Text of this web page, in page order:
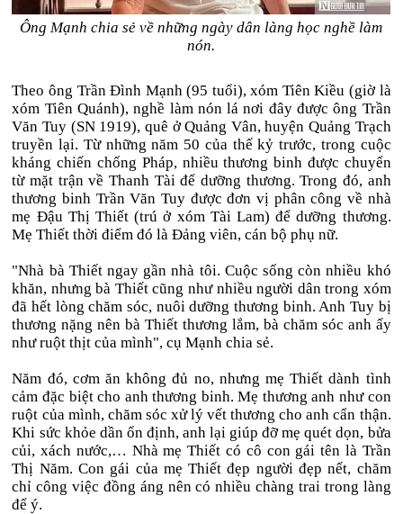
Ông Mạnh chia sẻ về những ngày dân làng học nghề làm
nón.
Theo ông Trần Đình Mạnh (95 tuổi), xóm Tiên Kiều (giờ là
xóm Tiên Quánh), nghề làm nón lá nơi đây được ông Trần
Văn Tuy (SN 1919), quê ở Quảng Vân, huyện Quảng Trạch
truyền lại. Từ những năm 50 của thế kỷ trước, trong cuộc
kháng chiến chống Pháp, nhiều thương binh được chuyển
từ mặt trận về Thanh Tài để dưỡng thương. Trong đó, anh
thương binh Trần Văn Tuy được đơn vị phân công về nhà
mẹ Đậu Thị Thiết (trú ở xóm Tài Lam) để dưỡng thương.
Mẹ Thiết thời điểm đó là Đảng viên, cán bộ phụ nữ.
"Nhà bà Thiết ngay gần nhà tôi. Cuộc sống còn nhiều khó
khăn, nhưng bà Thiết cũng như nhiều người dân trong xóm
đã hết lòng chăm sóc, nuôi dưỡng thương binh. Anh Tuy bị
thương nặng nên bà Thiết thương lắm, bà chăm sóc anh ấy
như ruột thịt của mình", cụ Mạnh chia sẻ.
Năm đó, cơm ăn không đủ no, nhưng mẹ Thiết dành tình
cảm đặc biệt cho anh thương binh. Mẹ thương anh như con
ruột của mình, chăm sóc xử lý vết thương cho anh cẩn thận.
Khi sức khỏe dần ổn định, anh lại giúp đỡ mẹ quét dọn, bửa
củi, xách nước,… Nhà mẹ Thiết có cô con gái tên là Trần
Thị Năm. Con gái của mẹ Thiết đẹp người đẹp nết, chăm
chỉ công việc đồng áng nên có nhiều chàng trai trong làng
để ý.